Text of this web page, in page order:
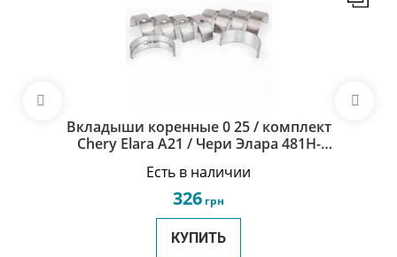
Вкладыши коренные 0 25 / комплект
Chery Elara A21 / Чери Элара 481H-
Есть в наличии
326 грн
КУПИТЬ